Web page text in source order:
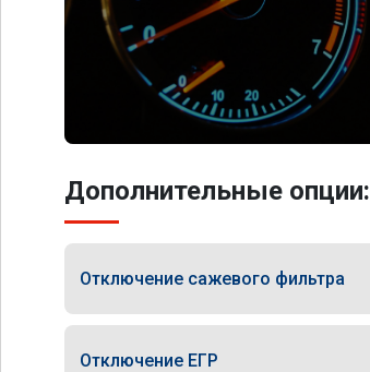
Дополнительные опции:
Отключение сажевого фильтра
Отключение ЕГР